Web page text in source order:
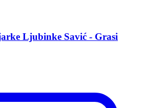
Ljubinke Savić - Grasi